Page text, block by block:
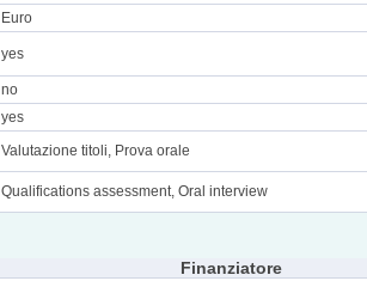
Euro
yes
no
yes
Valutazione titoli, Prova orale
Qualifications assessment, Oral interview
Finanziatore